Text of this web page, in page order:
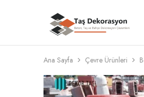
Taş
Dekorasyon
Beton,
Taş
Bahçe
Dekorasyon
Çözümleri
Ana Sayfa Çevre Ürünleri